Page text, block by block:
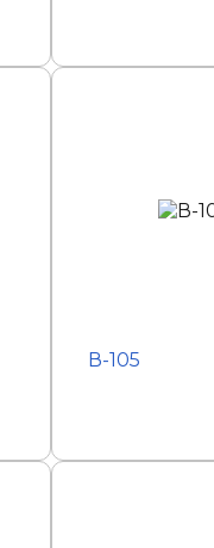
В-105